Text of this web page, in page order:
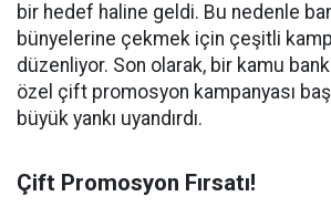
bir hedef haline geldi. Bu nedenle
bünyelerine çekmek için çeşitli
düzenliyor. Son olarak, bir kamu
özel çift promosyon kampanyası
büyük yankı uyandırdı.
Çift Promosyon Fırsatı!